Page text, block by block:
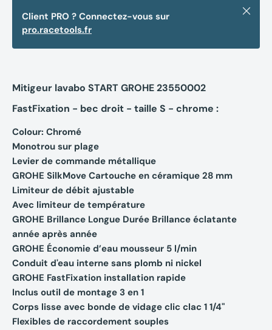
Client PRO ? Connectez-vous sur
pro.racetools.fr
Fermer
Mitigeur lavabo START GROHE 23550002
FastFixation - bec droit - taille S - chrome :
Colour: Chromé
Monotrou sur plage
Levier de commande métallique
GROHE SilkMove Cartouche en céramique 28 mm
Limiteur de débit ajustable
Avec limiteur de température
GROHE Brillance Longue Durée Brillance éclatante
année après année
GROHE Économie d’eau mousseur 5 l/min
Conduit d'eau interne sans plomb ni nickel
GROHE FastFixation installation rapide
Inclus outil de montage 3 en 1
Corps lisse avec bonde de vidage clic clac 1 1/4"
Flexibles de raccordement souples